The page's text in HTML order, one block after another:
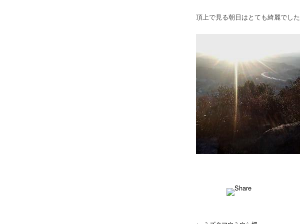
頂上で見る朝日はとても綺麗でした